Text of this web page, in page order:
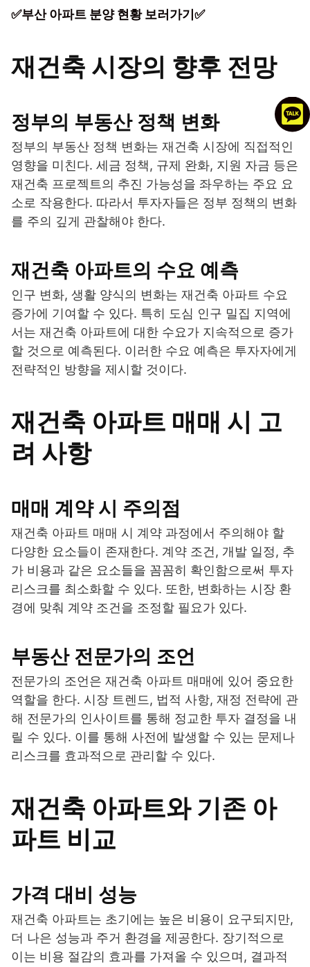
✅부산 아파트 분양 현황 보러가기✅
재건축 시장의 향후 전망
정부의 부동산 정책 변화
정부의 부동산 정책 변화는 재건축 시장에 직접적인
영향을 미친다. 세금 정책, 규제 완화, 지원 자금 등은
재건축 프로젝트의 추진 가능성을 좌우하는 주요 요
소로 작용한다. 따라서 투자자들은 정부 정책의 변화
를 주의 깊게 관찰해야 한다.
재건축 아파트의 수요 예측
인구 변화, 생활 양식의 변화는 재건축 아파트 수요
증가에 기여할 수 있다. 특히 도심 인구 밀집 지역에
서는 재건축 아파트에 대한 수요가 지속적으로 증가
할 것으로 예측된다. 이러한 수요 예측은 투자자에게
전략적인 방향을 제시할 것이다.
재건축 아파트 매매 시 고
려 사항
매매 계약 시 주의점
재건축 아파트 매매 시 계약 과정에서 주의해야 할
다양한 요소들이 존재한다. 계약 조건, 개발 일정, 추
가 비용과 같은 요소들을 꼼꼼히 확인함으로써 투자
리스크를 최소화할 수 있다. 또한, 변화하는 시장 환
경에 맞춰 계약 조건을 조정할 필요가 있다.
부동산 전문가의 조언
전문가의 조언은 재건축 아파트 매매에 있어 중요한
역할을 한다. 시장 트렌드, 법적 사항, 재정 전략에 관
해 전문가의 인사이트를 통해 정교한 투자 결정을 내
릴 수 있다. 이를 통해 사전에 발생할 수 있는 문제나
리스크를 효과적으로 관리할 수 있다.
재건축 아파트와 기존 아
파트 비교
가격 대비 성능
재건축 아파트는 초기에는 높은 비용이 요구되지만,
더 나은 성능과 주거 환경을 제공한다. 장기적으로
이는 비용 절감의 효과를 가져올 수 있으며, 결과적